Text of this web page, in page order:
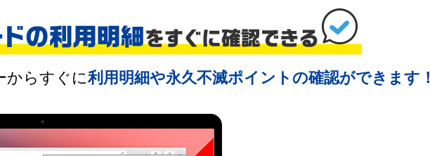
からすぐに利用明細や永久不滅ポイントの確認ができます！